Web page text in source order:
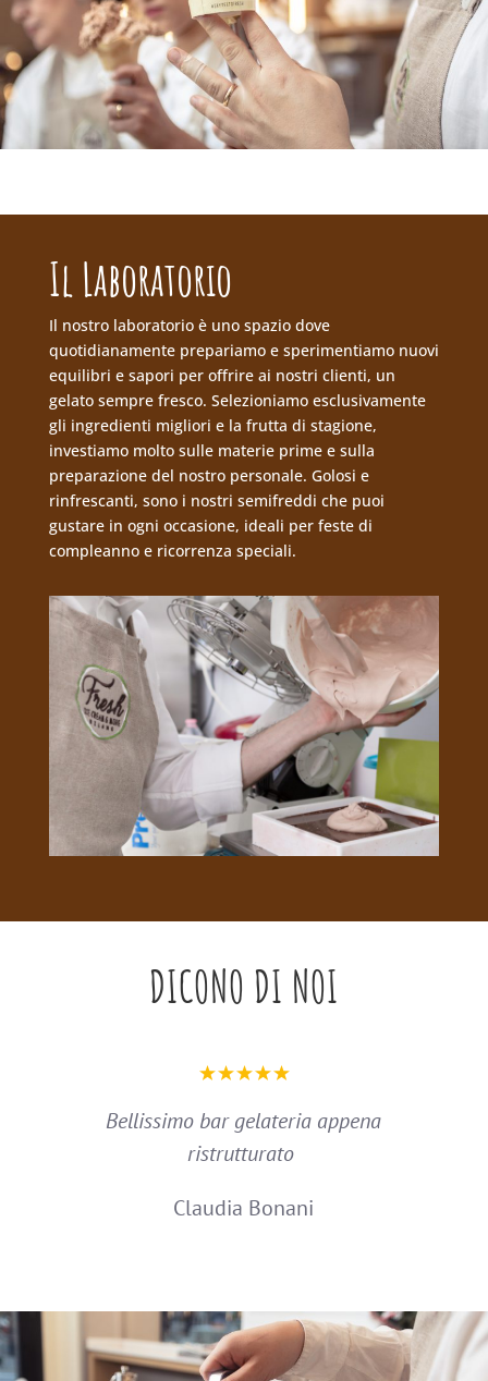
Il Laboratorio
Il nostro laboratorio è uno spazio dove
quotidianamente prepariamo e sperimentiamo nuovi
equilibri e sapori per offrire ai nostri clienti, un
gelato sempre fresco. Selezioniamo esclusivamente
gli ingredienti migliori e la frutta di stagione,
investiamo molto sulle materie prime e sulla
preparazione del nostro personale. Golosi e
rinfrescanti, sono i nostri semifreddi che puoi
gustare in ogni occasione, ideali per feste di
compleanno e ricorrenza speciali.
DICONO DI NOI
Bellissimo bar gelateria appena
ristrutturato
Claudia Bonani